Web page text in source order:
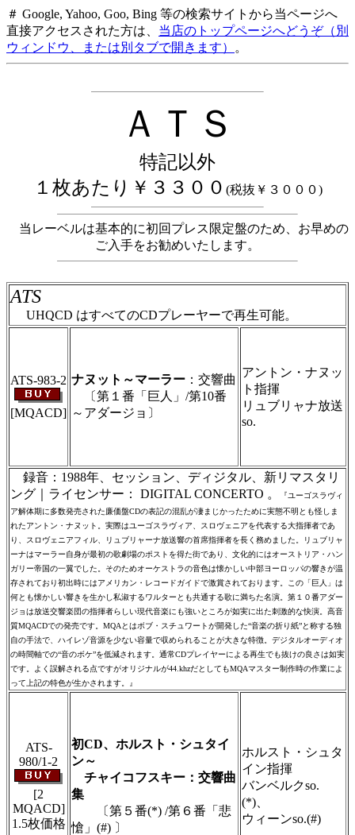
＃ Google, Yahoo, Goo, Bing 等の検索サイトから当ページへ
直接アクセスされた方は、 当店のトップページへどうぞ（別
ウィンドウ、または別タブで開きます）
。
ＡＴＳ
特記以外
１枚あたり￥３３００ (税抜￥３０００)
当 レーベルは基本的に初回プレス限定盤のため、お早めの
ご入手をお勧めいたします。
ATS
UHQCD はすべてのCDプレーヤーで再生可能。
ATS-983-2
[MQACD]
ナヌット～マーラー ：交響曲
〔第１番「巨人」/第10番
～アダージョ〕
アントン・ナヌッ
ト指揮
リュブリャナ放送
so.
録音：1988年、セッション、ディジタル、新リマスタリ
ング｜ライセンサー： DIGITAL CONCERTO 。
『ユーゴスラヴィ
ア解体期に多数発売された廉価盤CDの表記の混乱が凄まじかったために実態不明とも怪しま
れたアントン・ナヌット。実際はユーゴスラヴィア、スロヴェニアを代表する大指揮者であ
り、スロヴェニアフィル、リュブリャーナ放送響の首席指揮者を長く務めました。リュブリャ
ーナはマーラー自身が最初の歌劇場のポストを得た街であり、文化的にはオーストリア・ハン
ガリー帝国の一翼でした。そのためオーケストラの音色は懐かしい中部ヨーロッパの響きが温
存されており初出時にはアメリカン・レコードガイドで激賞されております。この「巨人」は
何とも懐かしい響きを生かし私淑するワルターとも共通する歌に満ちた名演。第１０番アダー
ジョは放送交響楽団の指揮者らしい現代音楽にも強いところが如実に出た刺激的な快演。高音
質MQACDでの発売です。MQAとはボブ・スチュワートが開発した“音楽の折り紙”と称する独
自の手法で、ハイレゾ音源を少ない容量で収められることが大きな特徴。デジタルオーディオ
の時間軸での“音のボケ”を低減されます。通常CDプレイヤーによる再生でも抜けの良さは如実
です。よく誤解される点ですがオリジナルが44.khzだとしてもMQAマスター制作時の作業によ
って上記の特色が生かされます。』
ATS-
980/1-2
[2
MQACD]
1.5枚価格
初CD、ホルスト・シュタイ
ン～
チャイコフスキー：交響曲
集
〔第５番(*) /第６番「悲
愴」(#) 〕
ホルスト・シュタ
イン指揮
バンベルクso.
(*)、
ウィーンso.(#)